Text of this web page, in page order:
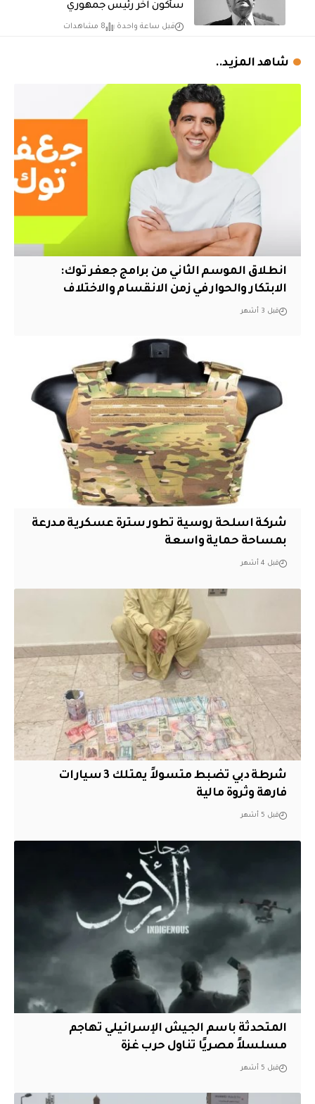
سأكون آخر رئيس جمهوري
قبل ساعة واحدة 8 مشاهدات
شاهد المزيد..
انطلاق الموسم الثاني من برامج جعفر توك:
الابتكار والحوار في زمن الانقسام والاختلاف
قبل 3 أشهر
شركة اسلحة روسية تطور سترة عسكرية مدرعة
بمساحة حماية واسعة
قبل 4 أشهر
شرطة دبي تضبط متسولاً يمتلك 3 سيارات
فارهة وثروة مالية
قبل 5 أشهر
المتحدثة باسم الجيش الإسرائيلي تهاجم
مسلسلاً مصريًا تناول حرب غزة
قبل 5 أشهر